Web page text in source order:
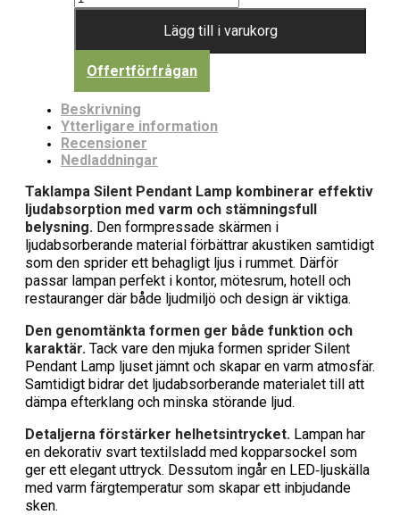
Lägg till i varukorg
Offertförfrågan
Beskrivning
Ytterligare information
Recensioner
Nedladdningar
Taklampa Silent Pendant Lamp kombinerar effektiv
ljudabsorption med varm och stämningsfull
belysning. Den formpressade skärmen i
ljudabsorberande material förbättrar akustiken samtidigt
som den sprider ett behagligt ljus i rummet. Därför
passar lampan perfekt i kontor, mötesrum, hotell och
restauranger där både ljudmiljö och design är viktiga.
Den genomtänkta formen ger både funktion och
karaktär. Tack vare den mjuka formen sprider Silent
Pendant Lamp ljuset jämnt och skapar en varm atmosfär.
Samtidigt bidrar det ljudabsorberande materialet till att
dämpa efterklang och minska störande ljud.
Detaljerna förstärker helhetsintrycket. Lampan har
en dekorativ svart textilsladd med kopparsockel som
ger ett elegant uttryck. Dessutom ingår en LED‑ljuskälla
med varm färgtemperatur som skapar ett inbjudande
sken.